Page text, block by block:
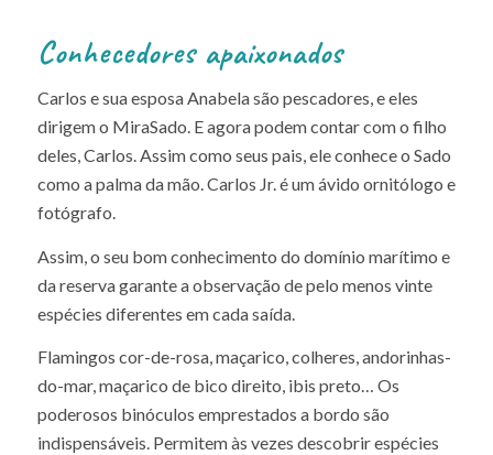
Conhecedores apaixonados
Carlos e sua esposa Anabela são pescadores, e eles
dirigem o MiraSado. E agora podem contar com o filho
deles, Carlos. Assim como seus pais, ele conhece o Sado
como a palma da mão. Carlos Jr. é um ávido ornitólogo e
fotógrafo.
Assim, o seu bom conhecimento do domínio marítimo e
da reserva garante a observação de pelo menos vinte
espécies diferentes em cada saída.
Flamingos cor-de-rosa, maçarico, colheres, andorinhas-
do-mar, maçarico de bico direito, ibis preto… Os
poderosos binóculos emprestados a bordo são
indispensáveis. Permitem às vezes descobrir espécies